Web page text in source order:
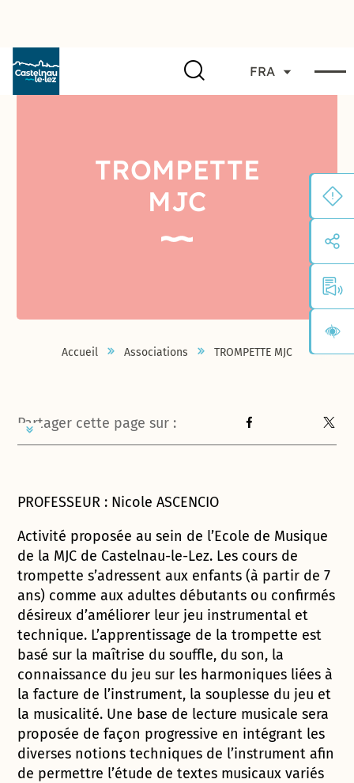
FRA
TROMPETTE
MJC
Accueil Associations TROMPETTE MJC
Partager cette page sur :
PROFESSEUR : Nicole ASCENCIO
Activité proposée au sein de l’Ecole de Musique
de la MJC de Castelnau-le-Lez. Les cours de
trompette s’adressent aux enfants (à partir de 7
ans) comme aux adultes débutants ou confirmés
désireux d’améliorer leur jeu instrumental et
technique. L’apprentissage de la trompette est
basé sur la maîtrise du souffle, du son, la
connaissance du jeu sur les harmoniques liées à
la facture de l’instrument, la souplesse du jeu et
la musicalité. Une base de lecture musicale sera
proposée de façon progressive en intégrant les
diverses notions techniques de l’instrument afin
de permettre l’étude de textes musicaux variés